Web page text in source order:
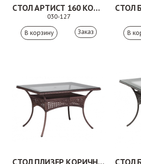
СТОЛ АРТИСТ 160 КОРИЧНЕВЫЙ
030-127
Заказ
СТОЛ ПЛИЗЕР КОРИЧНЕВЫЙ